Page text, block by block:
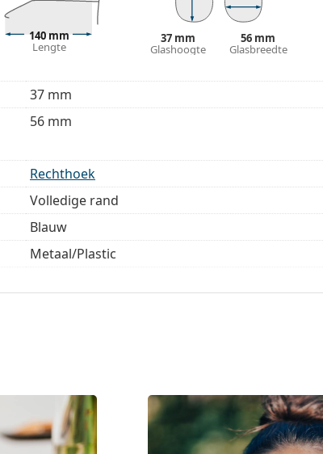
brillen voor meer stijlen of Bekijk onze brillengids
Lees de instructies voor gebruik.
140 mm
Lengte
37 mm
Glashoogte
56 mm
Glasbreedte
37 mm
56 mm
Rechthoek
Volledige rand
Blauw
Metaal/Plastic
No